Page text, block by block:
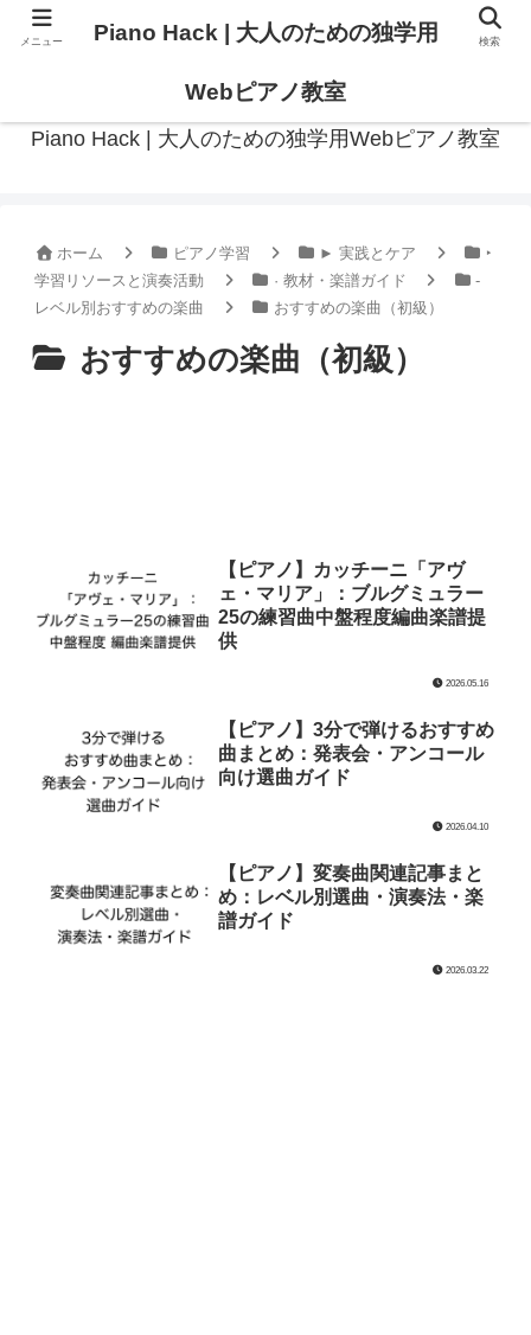
Piano Hack | 大人のための独学用Webピアノ教室
ホーム ピアノ学習 ► 実践とケア
‣
学習リソースと演奏活動
· 教材・楽譜ガイド
-
レベル別おすすめの楽曲
おすすめの楽曲（初級）
おすすめの楽曲（初級）
【ピアノ】カッチーニ「アヴ
ェ・マリア」：ブルグミュラー
25の練習曲中盤程度編曲楽譜提
供
2026.05.16
【ピアノ】3分で弾けるおすすめ
曲まとめ：発表会・アンコール
向け選曲ガイド
2026.04.10
【ピアノ】変奏曲関連記事まと
め：レベル別選曲・演奏法・楽
譜ガイド
2026.03.22
メニュー Piano Hack | 大人のための独学用
Webピアノ教室
検索